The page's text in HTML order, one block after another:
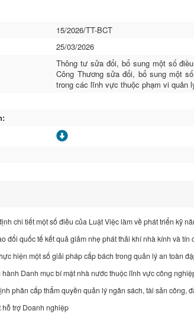
15/2026/TT-BCT
25/03/2026
Thông tư sửa đổi, bổ sung một số
Công Thương sửa đổi, bổ sung một
trong các lĩnh vực thuộc phạm vi quản
chi tiết một số điều của Luật Việc làm về phát triển kỹ
đổi quốc tế kết quả giảm nhẹ phát thải khí nhà kính và tín
hiện một số giải pháp cấp bách trong quản lý an toàn
Danh mục bí mật nhà nước thuộc lĩnh vực công
phân cấp thẩm quyền quản lý ngân sách, tài sản công,
trợ Doanh nghiệp